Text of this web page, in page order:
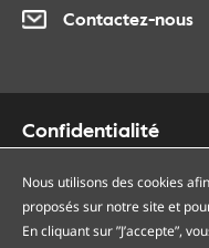
Contactez-nous
Confidentialité
Accessibilité
Plan du site
Nous utilisons des cookies
proposés sur notre site et
En cliquant sur ”J’accepte”,